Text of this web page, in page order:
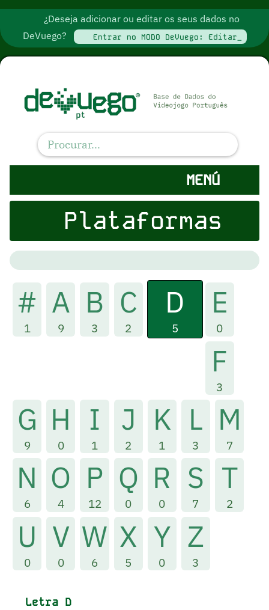
¿Deseja adicionar ou editar os seus dados no
DeVuego?
Entrar no MODO DeVuego: Editar_
MENÚ
Plataformas
#
1
A
9
B
3
C
2
D
5
E
0
F
3
G
9
H
0
I
1
J
2
K
1
L
3
M
7
N
6
O
4
P
12
Q
0
R
0
S
7
T
2
U
0
V
0
W
6
X
5
Y
0
Z
3
Letra D